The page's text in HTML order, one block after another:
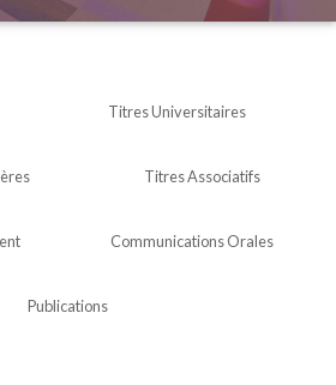
Titres Universitaires
Titres Associatifs
Communications Orales
Publications